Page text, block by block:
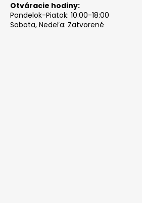
Otváracie hodiny:
Pondelok-Piatok: 10:00-18:00
Sobota, Nedeľa: Zatvorené